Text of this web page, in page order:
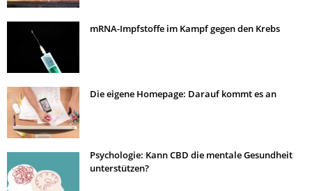
mRNA-Impfstoffe im Kampf gegen den Krebs
Die eigene Homepage: Darauf kommt es an
Psychologie: Kann CBD die mentale Gesundheit
unterstützen?